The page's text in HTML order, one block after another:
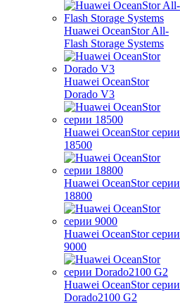
Huawei OceanStor All-
Flash Storage Systems
Huawei OceanStor
Dorado V3
Huawei OceanStor серии
18500
Huawei OceanStor серии
18800
Huawei OceanStor серии
9000
Huawei OceanStor серии
Dorado2100 G2